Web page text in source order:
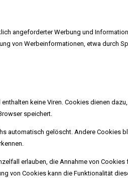
angeforderter Werbung und
von Werbeinformationen, etwa durch
keine Viren. Cookies dienen
speichert.
automatisch gelöscht. Andere Cookies
erlauben, die Annahme von Cookies
von Cookies kann die Funktionalität